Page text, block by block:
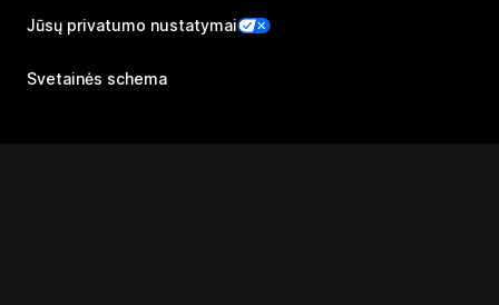
Jūsų privatumo nustatymai
Svetainės schema